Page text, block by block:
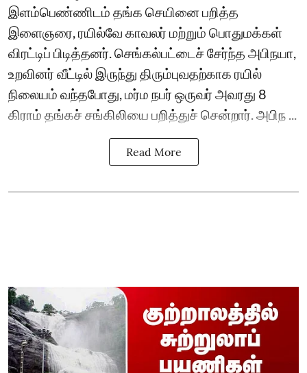
இளம்பெண்ணிடம் தங்க செயினை பறித்த
இளைஞரை, ரயில்வே காவலர் மற்றும் பொதுமக்கள்
விரட்டிப் பிடித்தனர். செங்கல்பட்டைச் சேர்ந்த அபிநயா,
உறவினர் வீட்டில் இருந்து திரும்புவதற்காக ரயில்
நிலையம் வந்தபோது, மர்ம நபர் ஒருவர் அவரது 8
கிராம் தங்கச் சங்கிலியை பறித்துச் சென்றார். அபிந ...
Read More